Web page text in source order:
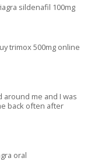
sildenafil 100mg
trimox 500mg online
me and I was
back often after
oral